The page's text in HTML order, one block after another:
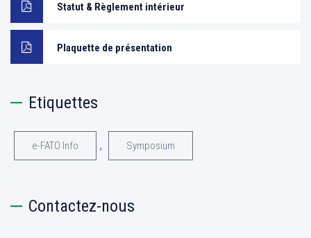
Statut & Règlement intérieur
Plaquette de présentation
Etiquettes
e-FATO Info , Symposium
Contactez-nous